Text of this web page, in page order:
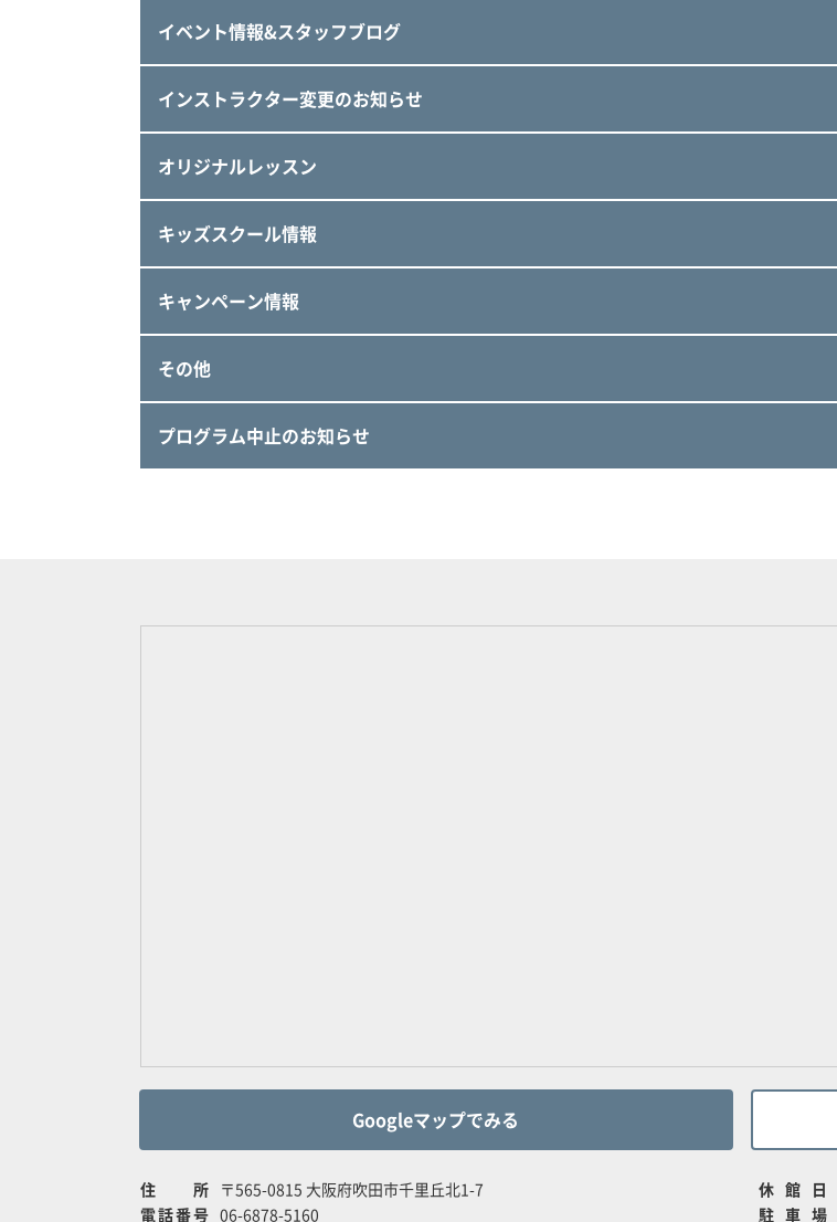
イベント情報&スタッフブログ
インストラクター変更のお知らせ
オリジナルレッスン
キッズスクール情報
キャンペーン情報
その他
プログラム中止のお知らせ
Googleマップでみる
住所
〒565-0815 大阪府吹田市千里丘北1-7
電話番号 06-6878-5160
休館日
駐車場